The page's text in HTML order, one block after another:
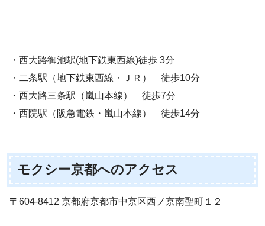
・西大路御池駅(地下鉄東西線)徒歩 3分
・二条駅（地下鉄東西線・ＪＲ） 徒歩10分
・西大路三条駅（嵐山本線） 徒歩7分
・西院駅（阪急電鉄・嵐山本線） 徒歩14分
モクシー京都へのアクセス
〒604-8412 京都府京都市中京区西ノ京南聖町１２